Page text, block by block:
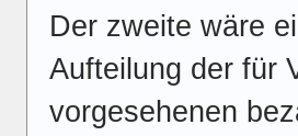
Der zweite wäre
Aufteilung der für
vorgesehenen